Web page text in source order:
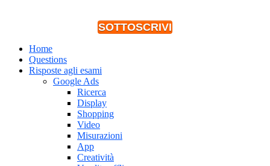
SOTTOSCRIVI
Home
Questions
Risposte agli esami
Google Ads
Ricerca
Display
Shopping
Video
Misurazioni
App
Creatività